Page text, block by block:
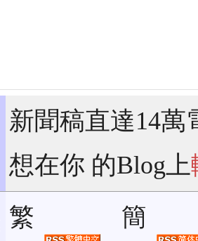
新聞稿直達14萬
想在你 的Blog上
繁
簡